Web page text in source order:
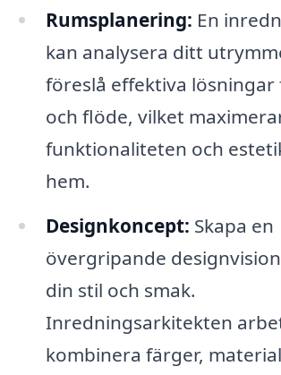
Rumsplanering: En
kan analysera ditt
föreslå effektiva
och flöde, vilket
funktionaliteten och
hem.
Designkoncept: Skapa en
övergripande
din stil och smak.
Inredningsarkitekten
kombinera färger,